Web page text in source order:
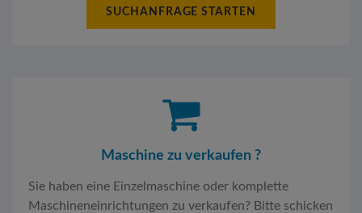
SUCHANFRAGE STARTEN
Maschine zu verkaufen ?
Sie haben eine Einzelmaschine oder komplette
Maschineneinrichtungen zu verkaufen? Bitte schicken